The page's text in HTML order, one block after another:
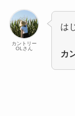
カントリー
OLさん
は
カ